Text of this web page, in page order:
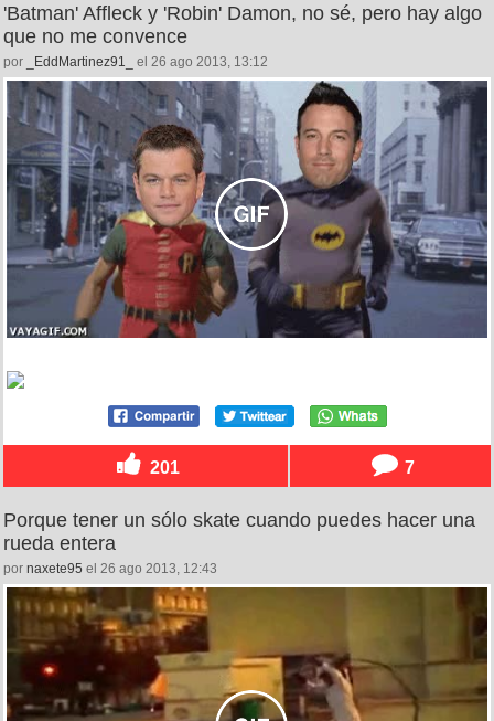
'Batman' Affleck y 'Robin' Damon, no sé, pero hay algo
que no me convence
por _EddMartinez91_ el 26 ago 2013, 13:12
201 7
Porque tener un sólo skate cuando puedes hacer una
rueda entera
por naxete95 el 26 ago 2013, 12:43